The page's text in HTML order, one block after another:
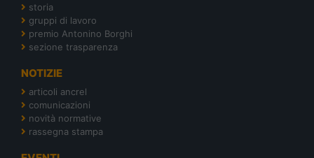
storia
gruppi di lavoro
premio Antonino Borghi
sezione trasparenza
NOTIZIE
articoli ancrel
comunicazioni
novità normative
rassegna stampa